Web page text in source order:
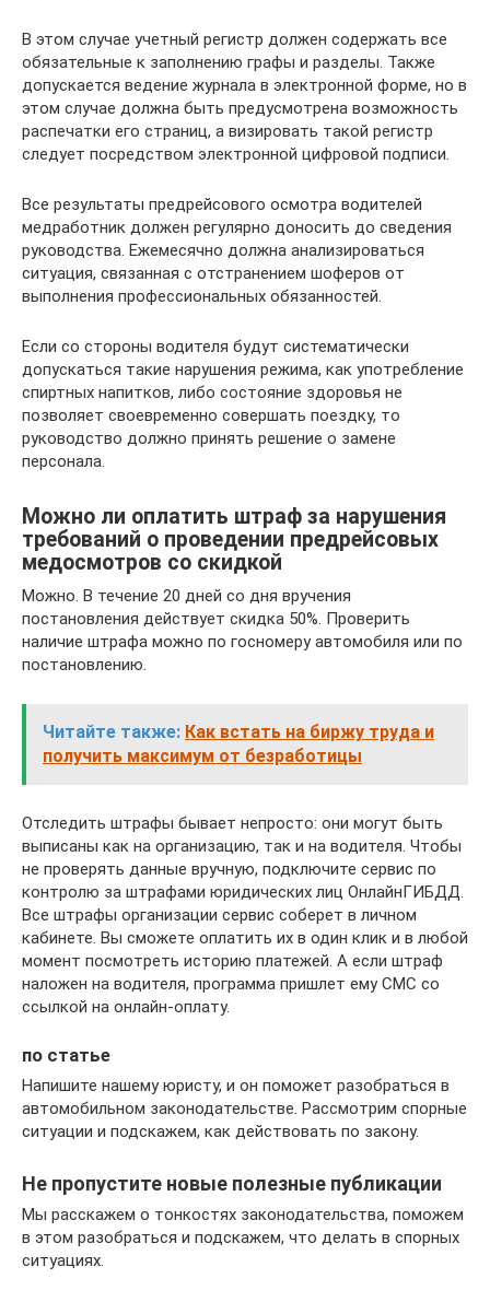
В этом случае учетный регистр должен содержать все
обязательные к заполнению графы и разделы. Также
допускается ведение журнала в электронной форме, но в
этом случае должна быть предусмотрена возможность
распечатки его страниц, а визировать такой регистр
следует посредством электронной цифровой подписи.
Все результаты предрейсового осмотра водителей
медработник должен регулярно доносить до сведения
руководства. Ежемесячно должна анализироваться
ситуация, связанная с отстранением шоферов от
выполнения профессиональных обязанностей.
Если со стороны водителя будут систематически
допускаться такие нарушения режима, как употребление
спиртных напитков, либо состояние здоровья не
позволяет своевременно совершать поездку, то
руководство должно принять решение о замене
персонала.
Можно ли оплатить штраф за нарушения
требований о проведении предрейсовых
медосмотров со скидкой
Можно. В течение 20 дней со дня вручения
постановления действует скидка 50%. Проверить
наличие штрафа можно по госномеру автомобиля или по
постановлению.
Читайте также: Как встать на биржу труда и
получить максимум от безработицы
Отследить штрафы бывает непросто: они могут быть
выписаны как на организацию, так и на водителя. Чтобы
не проверять данные вручную, подключите сервис по
контролю за штрафами юридических лиц ОнлайнГИБДД.
Все штрафы организации сервис соберет в личном
кабинете. Вы сможете оплатить их в один клик и в любой
момент посмотреть историю платежей. А если штраф
наложен на водителя, программа пришлет ему СМС со
ссылкой на онлайн-оплату.
по статье
Напишите нашему юристу, и он поможет разобраться в
автомобильном законодательстве. Рассмотрим спорные
ситуации и подскажем, как действовать по закону.
Не пропустите новые полезные публикации
Мы расскажем о тонкостях законодательства, поможем
в этом разобраться и подскажем, что делать в спорных
ситуациях.